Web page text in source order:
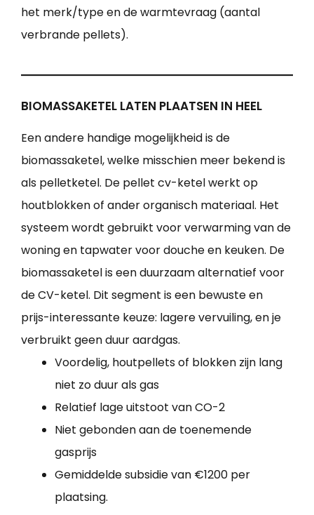
het merk/type en de warmtevraag (aantal
verbrande pellets).
BIOMASSAKETEL LATEN PLAATSEN IN HEEL
Een andere handige mogelijkheid is de
biomassaketel, welke misschien meer bekend is
als pelletketel. De pellet cv-ketel werkt op
houtblokken of ander organisch materiaal. Het
systeem wordt gebruikt voor verwarming van de
woning en tapwater voor douche en keuken. De
biomassaketel is een duurzaam alternatief voor
de CV-ketel. Dit segment is een bewuste en
prijs-interessante keuze: lagere vervuiling, en je
verbruikt geen duur aardgas.
Voordelig, houtpellets of blokken zijn lang
niet zo duur als gas
Relatief lage uitstoot van CO-2
Niet gebonden aan de toenemende
gasprijs
Gemiddelde subsidie van €1200 per
plaatsing.